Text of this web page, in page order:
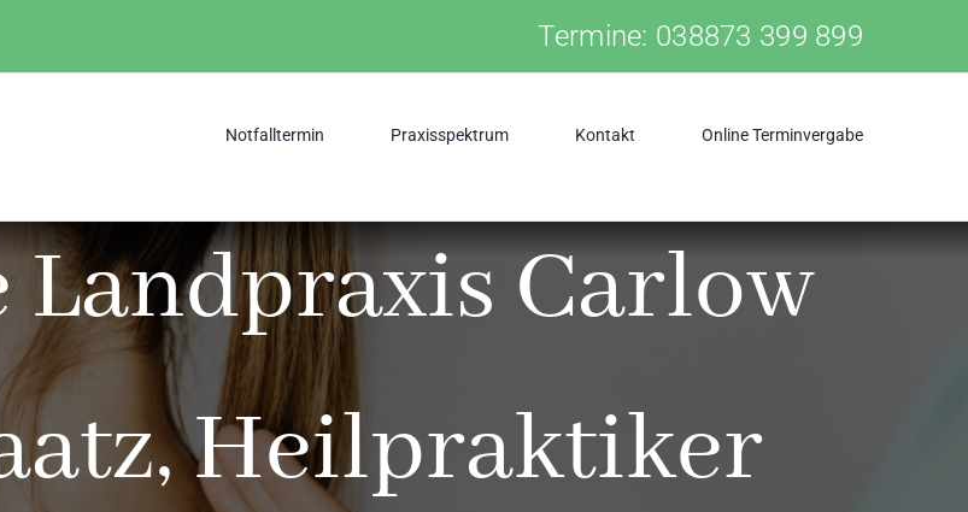
Termine: 038873 399 899
Notfalltermin Praxisspektrum Kontakt Online Terminvergabe
Landpraxis Carlow
Heilpraktiker